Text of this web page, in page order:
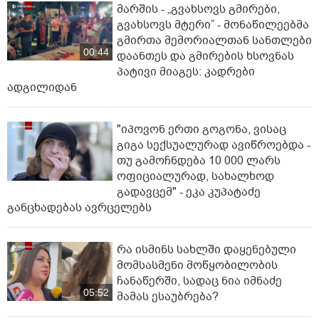
00:44
მარშის - „გვახსოვს გმირები,
გვახსოვს მტერი” - მონაწილეებმა
გმირთა მემორიალთან სანთლები
დაანთეს და გმირების ხსოვნას
პატივი მიაგეს: კადრები
ადგილიდან
"იპოვონ ერთი გოგონა, ვისაც
გიგა სექსუალურად ავიწროებდა -
თუ გამოჩნდება 10 000 ლარს
ოფიციალურად, სახალხოდ
გადავცემ" - ეკა კუპატაძე
განცხადებას ავრცელებს
05:52
რა ისმინს სახლში დაყენებული
მომსასმენი მოწყობილობის
ჩანაწერში, სადაც ნია იმნაძე
მამას ესაუბრება?